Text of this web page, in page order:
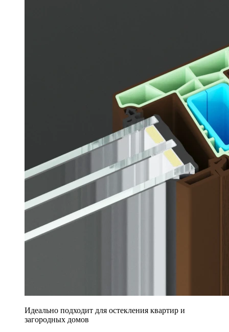
Идеально подходит для остекления квартир и
загородных домов